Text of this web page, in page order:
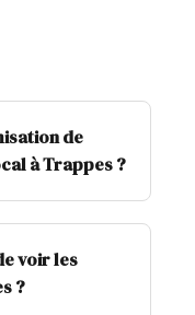
de
à Trappes ?
voir les
?